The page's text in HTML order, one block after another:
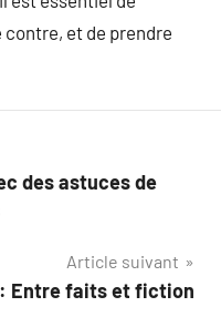
contre, et de prendre
des astuces de
Article suivant
Entre faits et fiction